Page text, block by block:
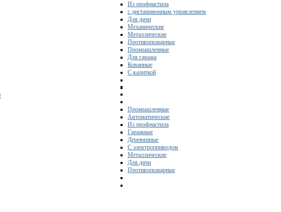
Из профнастила
с дистанционным управлением
Для дачи
Механические
Металлические
Противопожарные
Промышленные
Для гаража
Кованные
С калиткой
Промышленные
Автоматические
Из профнастила
Гаражные
Деревянные
С электроприводом
Металлические
Для дачи
Противопожарные